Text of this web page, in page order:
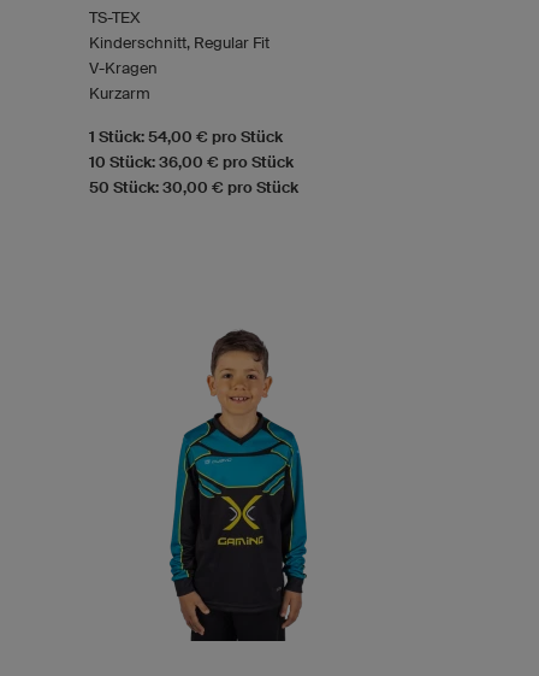
TS-TEX
Kinderschnitt, Regular Fit
V-Kragen
Kurzarm
1 Stück: 54,00 € pro Stück
10 Stück: 36,00 € pro Stück
50 Stück: 30,00 € pro Stück